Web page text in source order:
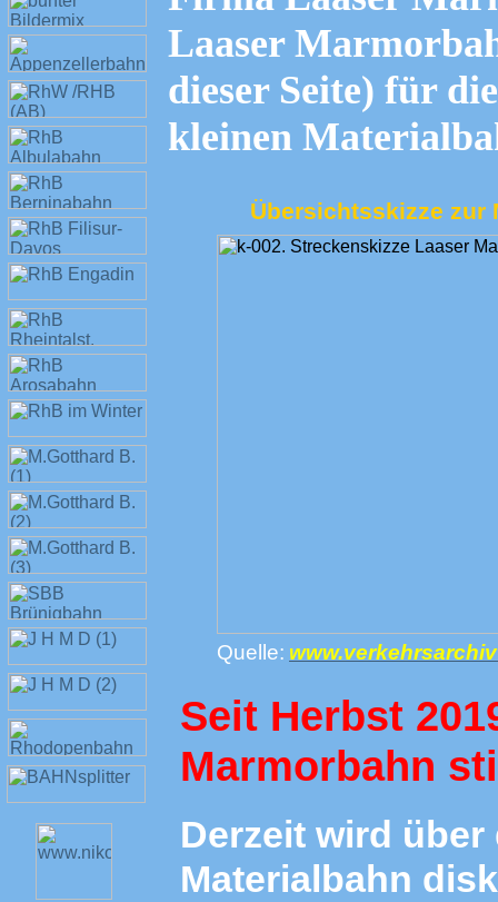
Laaser
dieser Seite) für
kleinen
Übersichtsskizze zur
Quelle:
Seit Herbst
Marmorbahn
Derzeit wird
Materialbahn